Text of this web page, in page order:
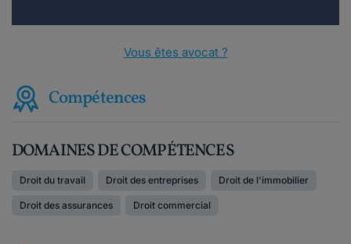
Vous êtes avocat ?
Compétences
DOMAINES DE COMPÉTENCES
Droit du travail Droit des entreprises Droit de l'immobilier
Droit des assurances Droit commercial